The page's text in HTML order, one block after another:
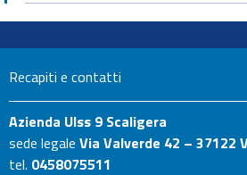
Recapiti e contatti
Azienda Ulss 9 Scaligera
sede legale Via Valverde 42 – 37122
tel. 0458075511